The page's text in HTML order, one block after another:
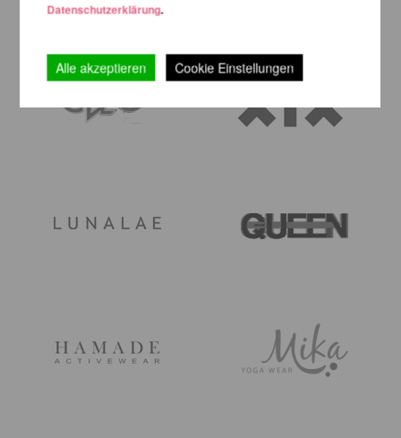
Datenschutzerklärung.
Alle akzeptieren Cookie Einstellungen